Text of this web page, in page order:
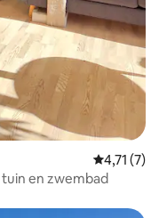
4,71 (7)
en zwembad